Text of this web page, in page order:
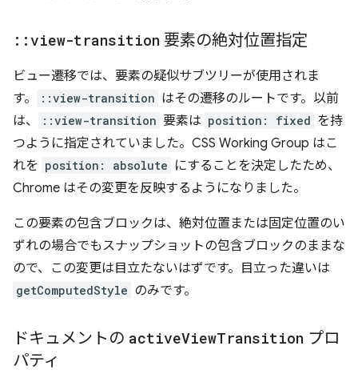
:: view-transition 要素の絶対位置指定
ビュー遷移では、要素の疑似サブツリーが使用されま
す。
::view-transition はその遷移のルートです。以前
は、
::view-transition 要素は position: fixed を持
つように指定されていました。CSS Working Group はこ
れを position: absolute にすることを決定したため、
Chrome はその変更を反映するようになりました。
この要素の包含ブロックは、絶対位置または固定位置のい
ずれの場合でもスナップショットの包含ブロックのままな
ので、この変更は目立たないはずです。目立った違いは
getComputedStyle のみです。
ドキュメントの activeViewTransition プロ
パティ